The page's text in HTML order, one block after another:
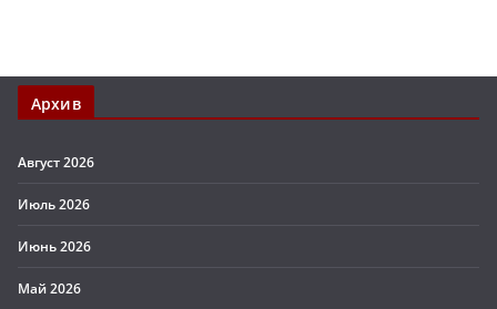
Архив
Август 2026
Июль 2026
Июнь 2026
Май 2026